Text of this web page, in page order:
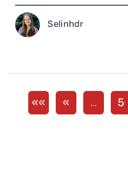
Selinhdr
«« « … 5